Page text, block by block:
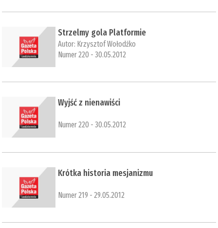
Strzelmy gola Platformie
Autor: Krzysztof Wołodźko
Numer 220 - 30.05.2012
Wyjść z nienawiści
Numer 220 - 30.05.2012
Krótka historia mesjanizmu
Numer 219 - 29.05.2012